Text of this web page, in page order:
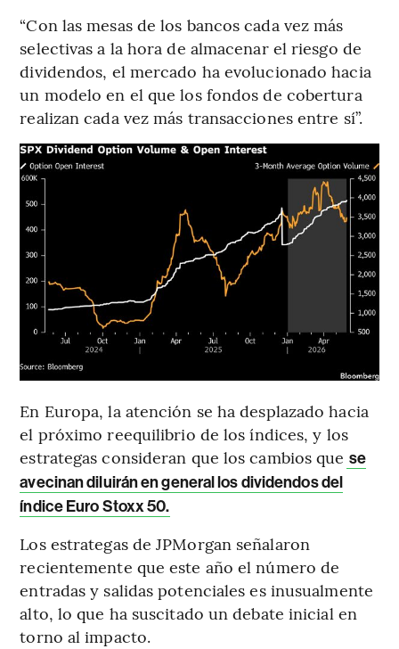
“Con las mesas de los bancos cada vez más
selectivas a la hora de almacenar el riesgo de
dividendos, el mercado ha evolucionado hacia
un modelo en el que los fondos de cobertura
realizan cada vez más transacciones entre sí”.
En Europa, la atención se ha desplazado hacia
el próximo reequilibrio de los índices, y los
estrategas consideran que los cambios que se
avecinan diluirán en general los dividendos del
índice Euro Stoxx 50.
Los estrategas de JPMorgan señalaron
recientemente que este año el número de
entradas y salidas potenciales es inusualmente
alto, lo que ha suscitado un debate inicial en
torno al impacto.